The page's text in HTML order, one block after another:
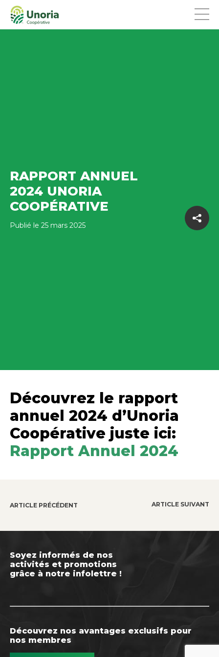
RAPPORT ANNUEL
2024 UNORIA
COOPÉRATIVE
Publié le 25 mars 2025
Découvrez le rapport
annuel 2024 d’Unoria
Coopérative juste ici:
Rapport Annuel 2024
ARTICLE PRÉCÉDENT ARTICLE SUIVANT
Soyez informés de nos
activités et promotions
grâce à notre infolettre !
Découvrez nos avantages exclusifs pour
nos membres